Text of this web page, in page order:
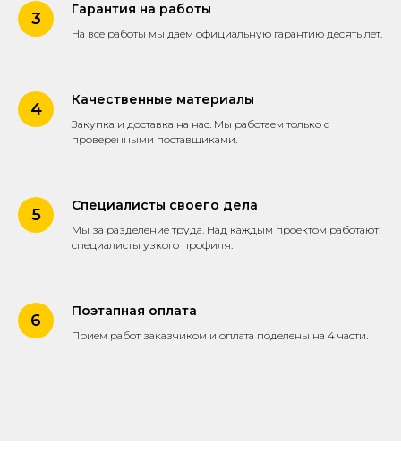
Гарантия на работы
На все работы мы даем официальную гарантию десять лет.
Качественные материалы
Закупка и доставка на нас. Мы работаем только с
проверенными поставщиками.
Специалисты своего дела
Мы за разделение труда. Над каждым проектом работают
специалисты узкого профиля.
Поэтапная оплата
Прием работ заказчиком и оплата поделены на 4 части.